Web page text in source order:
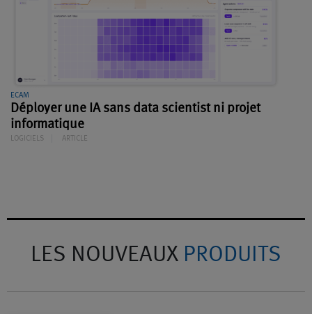
ECAM
Déployer une IA sans data scientist ni projet
informatique
LOGICIELS ARTICLE
LES NOUVEAUX PRODUITS